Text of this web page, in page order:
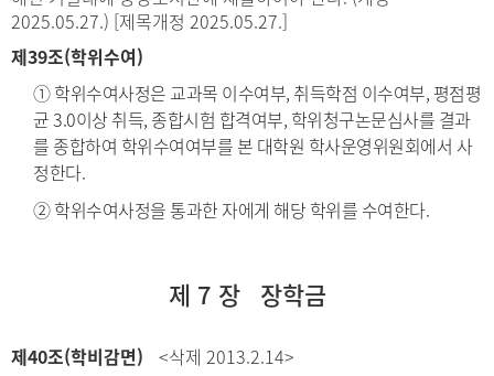
2025.05.27.) [제목개정 2025.05.27.]
제39조(학위수여)
① 학위수여사정은 교과목 이수여부, 취득학점 이수여부, 평점평
균 3.0이상 취득, 종합시험 합격여부, 학위청구논문심사를 결과
를 종합하여 학위수여여부를 본 대학원 학사운영위원회에서 사
정한다.
② 학위수여사정을 통과한 자에게 해당 학위를 수여한다.
제 7 장 장학금
제40조(학비감면)
<삭제 2013.2.14>